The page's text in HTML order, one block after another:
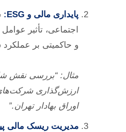
پایداری مالی و ESG:
اجتماعی، تأثیر
و حاکمیتی بر
ارزش‌گذاری
اوراق بهادار تهران.”
مدیریت ریسک مالی